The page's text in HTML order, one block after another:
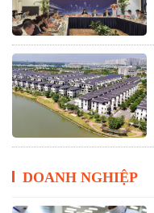
DOANH NGHIỆP